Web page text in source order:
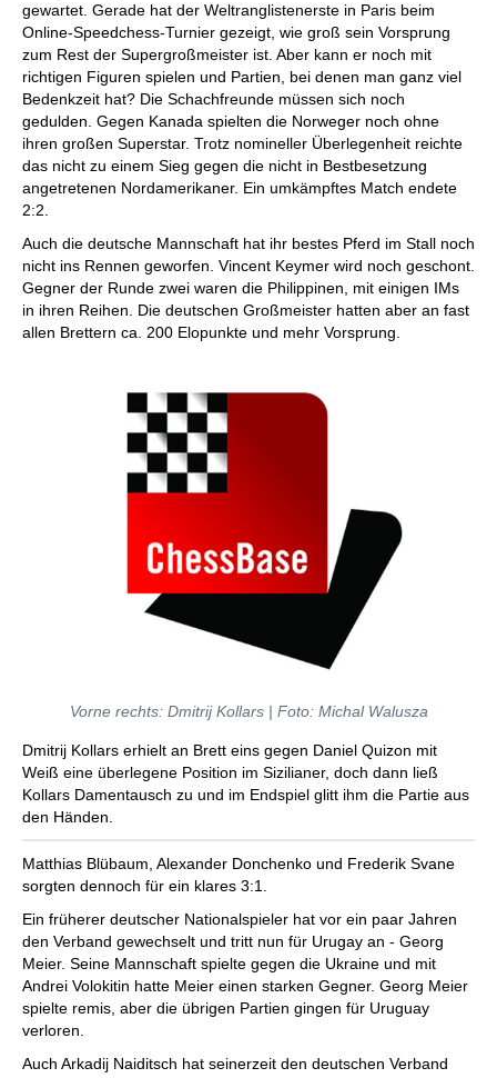
gewartet. Gerade hat der Weltranglistenerste in Paris beim
Online-Speedchess-Turnier gezeigt, wie groß sein Vorsprung
zum Rest der Supergroßmeister ist. Aber kann er noch mit
richtigen Figuren spielen und Partien, bei denen man ganz viel
Bedenkzeit hat? Die Schachfreunde müssen sich noch
gedulden. Gegen Kanada spielten die Norweger noch ohne
ihren großen Superstar. Trotz nomineller Überlegenheit reichte
das nicht zu einem Sieg gegen die nicht in Bestbesetzung
angetretenen Nordamerikaner. Ein umkämpftes Match endete
2:2.
Auch die deutsche Mannschaft hat ihr bestes Pferd im Stall noch
nicht ins Rennen geworfen. Vincent Keymer wird noch geschont.
Gegner der Runde zwei waren die Philippinen, mit einigen IMs
in ihren Reihen. Die deutschen Großmeister hatten aber an fast
allen Brettern ca. 200 Elopunkte und mehr Vorsprung.
Vorne rechts: Dmitrij Kollars | Foto: Michal Walusza
Dmitrij Kollars erhielt an Brett eins gegen Daniel Quizon mit
Weiß eine überlegene Position im Sizilianer, doch dann ließ
Kollars Damentausch zu und im Endspiel glitt ihm die Partie aus
den Händen.
Matthias Blübaum, Alexander Donchenko und Frederik Svane
sorgten dennoch für ein klares 3:1.
Ein früherer deutscher Nationalspieler hat vor ein paar Jahren
den Verband gewechselt und tritt nun für Urugay an - Georg
Meier. Seine Mannschaft spielte gegen die Ukraine und mit
Andrei Volokitin hatte Meier einen starken Gegner. Georg Meier
spielte remis, aber die übrigen Partien gingen für Uruguay
verloren.
Auch Arkadij Naiditsch hat seinerzeit den deutschen Verband